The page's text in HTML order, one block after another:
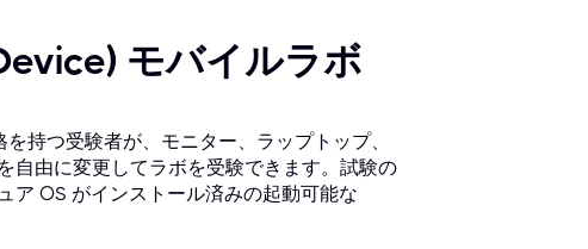
モバイルラボ
持つ受験者が、モニター、ラップトップ、
自由に変更してラボを受験できます。試験の
ア OS がインストール済みの起動可能な